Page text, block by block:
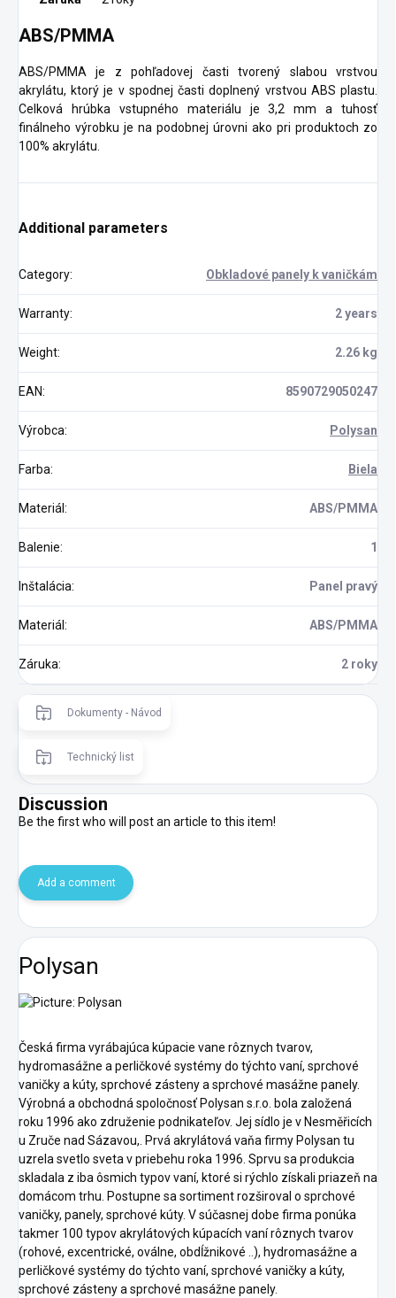
ABS/PMMA
ABS/PMMA je z pohľadovej časti tvorený slabou vrstvou
akrylátu, ktorý je v spodnej časti doplnený vrstvou ABS plastu.
Celková hrúbka vstupného materiálu je 3,2 mm a tuhosť
finálneho výrobku je na podobnej úrovni ako pri produktoch zo
100% akrylátu.
Additional parameters
Category: Obkladové panely k vaničkám
Warranty: 2 years
Weight: 2.26 kg
EAN: 8590729050247
Výrobca: Polysan
Farba: Biela
Materiál: ABS/PMMA
Balenie: 1
Inštalácia: Panel pravý
Materiál: ABS/PMMA
Záruka: 2 roky
Dokumenty - Návod
Technický list
Discussion
Be the first who will post an article to this item!
Add a comment
Polysan
Česká firma vyrábajúca kúpacie vane rôznych tvarov,
hydromasážne a perličkové systémy do týchto vaní, sprchové
vaničky a kúty, sprchové zásteny a sprchové masážne panely.
Výrobná a obchodná spoločnosť Polysan s.r.o. bola založená
roku 1996 ako združenie podnikateľov. Jej sídlo je v Nesměřicích
u Zruče nad Sázavou,. Prvá akrylátová vaňa firmy Polysan tu
uzrela svetlo sveta v priebehu roka 1996. Sprvu sa produkcia
skladala z iba ôsmich typov vaní, ktoré si rýchlo získali priazeň na
domácom trhu. Postupne sa sortiment rozširoval o sprchové
vaničky, panely, sprchové kúty. V súčasnej dobe firma ponúka
takmer 100 typov akrylátových kúpacích vaní rôznych tvarov
(rohové, excentrické, oválne, obdĺžnikové ..), hydromasážne a
perličkové systémy do týchto vaní, sprchové vaničky a kúty,
sprchové zásteny a sprchové masážne panely.